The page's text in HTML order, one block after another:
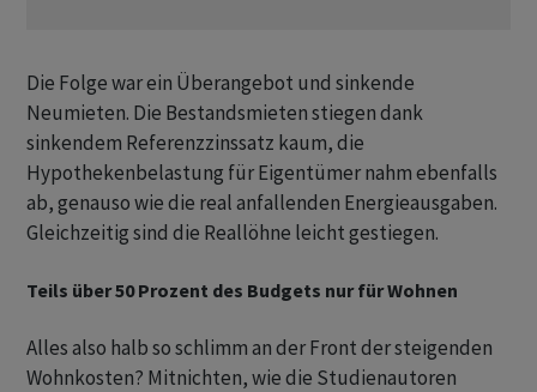
Die Folge war ein Überangebot und sinkende
Neumieten. Die Bestandsmieten stiegen dank
sinkendem Referenzzinssatz kaum, die
Hypothekenbelastung für Eigentümer nahm ebenfalls
ab, genauso wie die real anfallenden Energieausgaben.
Gleichzeitig sind die Reallöhne leicht gestiegen.
Teils über 50 Prozent des Budgets nur für Wohnen
Alles also halb so schlimm an der Front der steigenden
Wohnkosten? Mitnichten, wie die Studienautoren